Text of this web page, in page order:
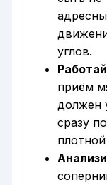
углов.
приём
должен
сразу